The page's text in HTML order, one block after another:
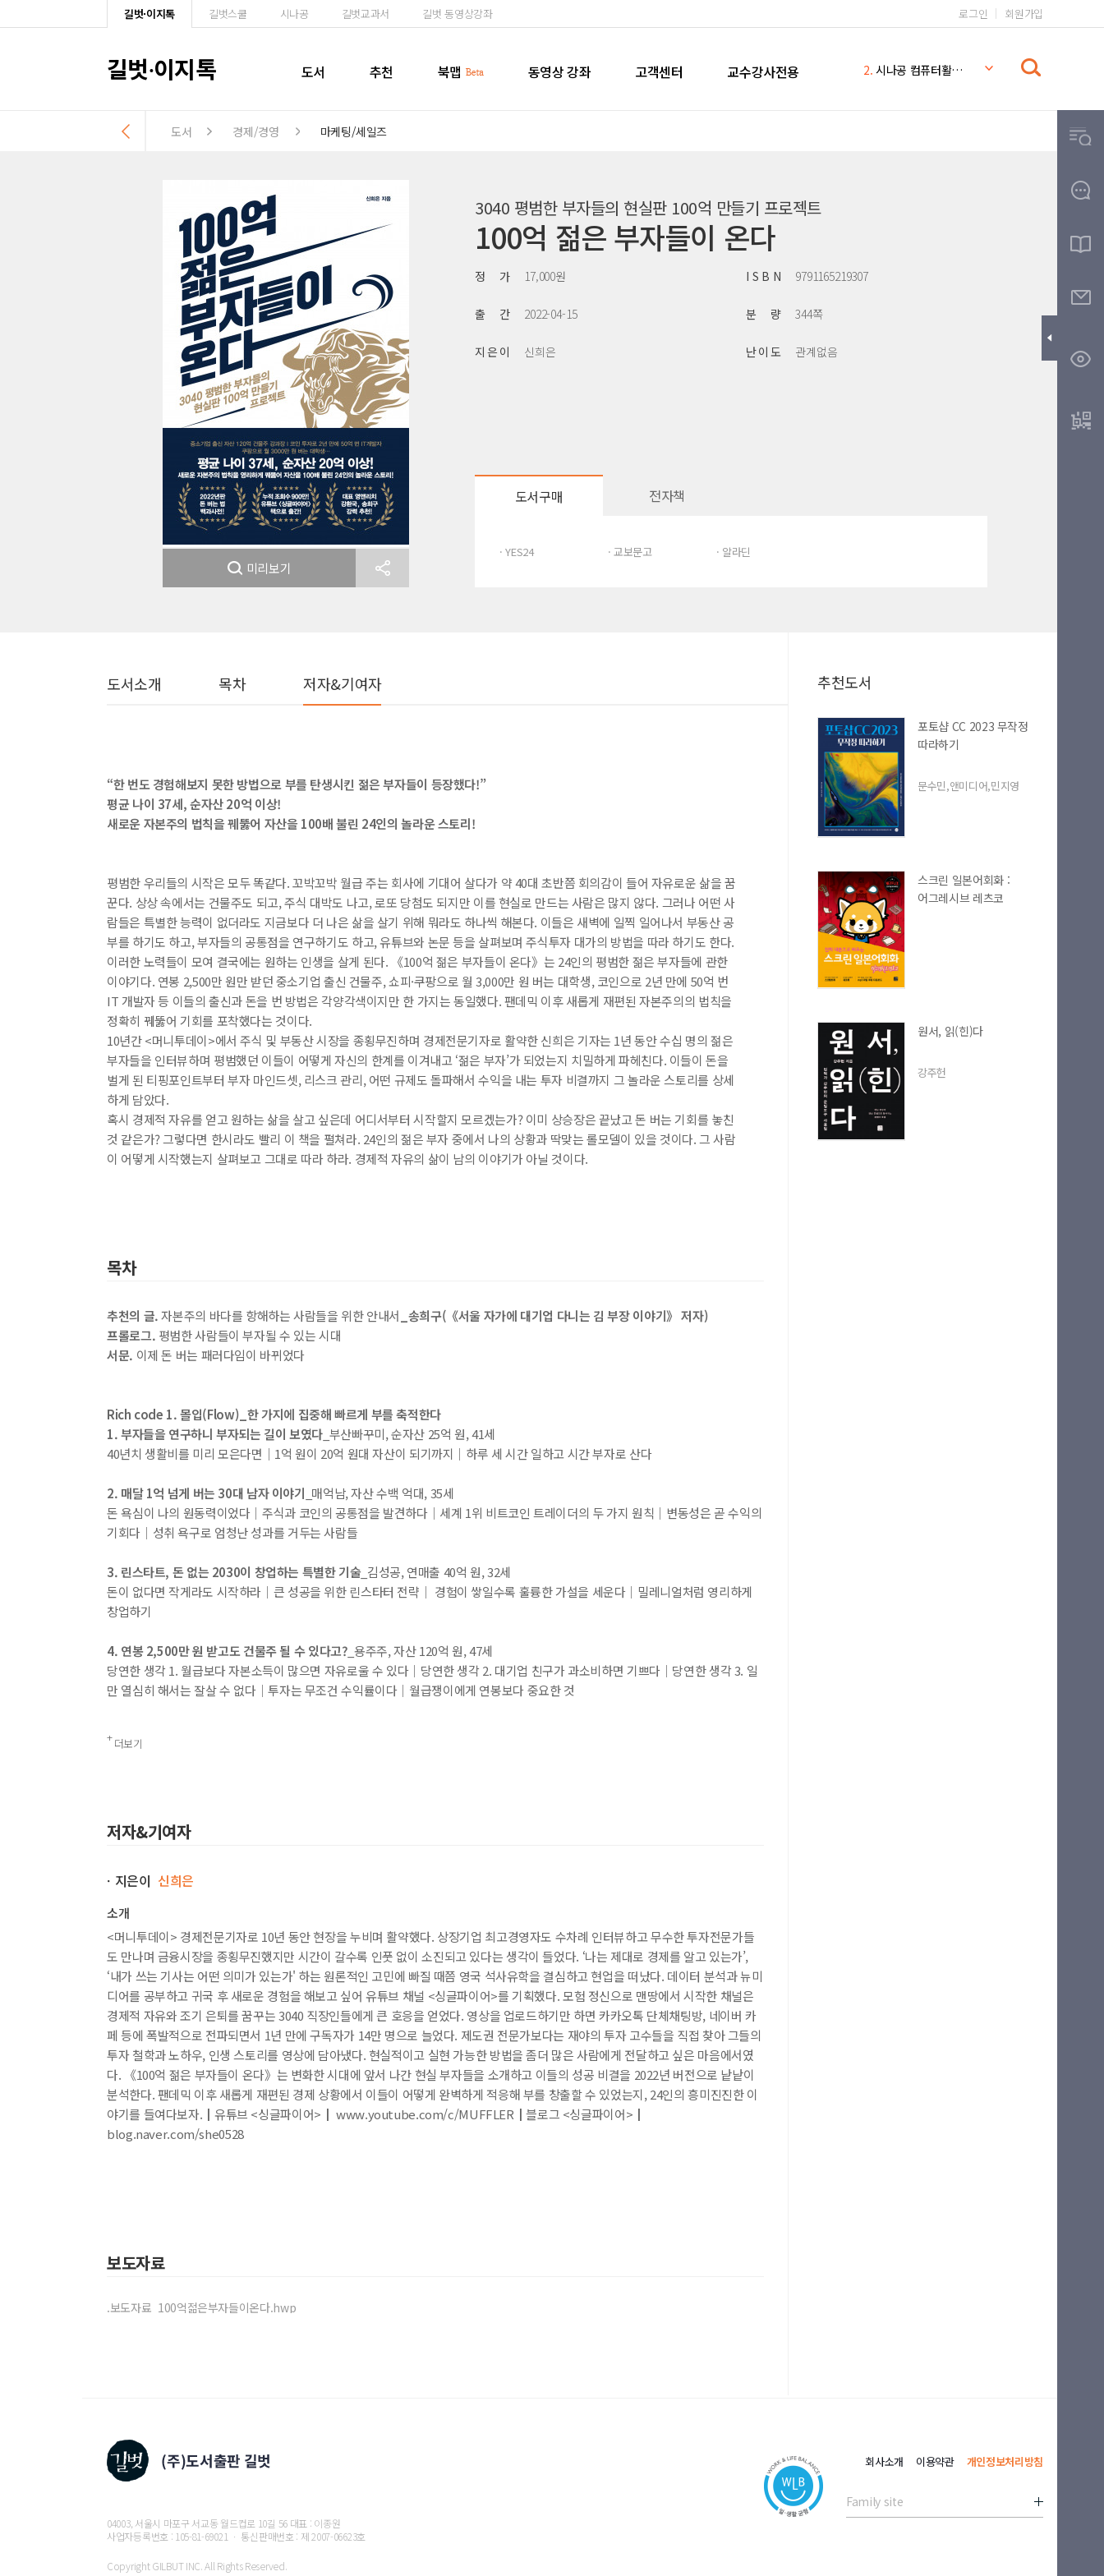
길벗·이지톡 길벗스쿨 시나공 길벗교과서 길벗 동영상강좌 로그인 회원가입
길벗·이지톡 도서 추천 북맵 동영상 강좌 고객센터 교수강사전용
2. 시나공 컴퓨터활용능력 2급
도서 경제/경영 마케팅/세일즈
미리보기
3040 평범한 부자들의 현실판 100억 만들기 프로젝트
100억 젊은 부자들이 온다
정 가 17,000원 I S B N 9791165219307
출 간 2022-04-15 분 량 344쪽
지 은 이 신희은 난 이 도 관계없음
도서구매 전자책
· YES24 · 교보문고 · 알라딘
도서소개 목차 저자&기여자
“한 번도 경험해보지 못한 방법으로 부를 탄생시킨 젊은 부자들이 등장했다!”
평균 나이 37세, 순자산 20억 이상!
새로운 자본주의 법칙을 꿰뚫어 자산을 100배 불린 24인의 놀라운 스토리!
평범한 우리들의 시작은 모두 똑같다. 꼬박꼬박 월급 주는 회사에 기대어 살다가 약 40대 초반쯤 회의감이 들어 자유로운 삶을 꿈
꾼다. 상상 속에서는 건물주도 되고, 주식 대박도 나고, 로또 당첨도 되지만 이를 현실로 만드는 사람은 많지 않다. 그러나 어떤 사
람들은 특별한 능력이 없더라도 지금보다 더 나은 삶을 살기 위해 뭐라도 하나씩 해본다. 이들은 새벽에 일찍 일어나서 부동산 공
부를 하기도 하고, 부자들의 공통점을 연구하기도 하고, 유튜브와 논문 등을 살펴보며 주식투자 대가의 방법을 따라 하기도 한다.
이러한 노력들이 모여 결국에는 원하는 인생을 살게 된다. 《100억 젊은 부자들이 온다》는 24인의 평범한 젊은 부자들에 관한
이야기다. 연봉 2,500만 원만 받던 중소기업 출신 건물주, 쇼피·쿠팡으로 월 3,000만 원 버는 대학생, 코인으로 2년 만에 50억 번
IT 개발자 등 이들의 출신과 돈을 번 방법은 각양각색이지만 한 가지는 동일했다. 팬데믹 이후 새롭게 재편된 자본주의의 법칙을
정확히 꿰뚫어 기회를 포착했다는 것이다.
10년간 <머니투데이>에서 주식 및 부동산 시장을 종횡무진하며 경제전문기자로 활약한 신희은 기자는 1년 동안 수십 명의 젊은
부자들을 인터뷰하며 평범했던 이들이 어떻게 자신의 한계를 이겨내고 ‘젊은 부자’가 되었는지 치밀하게 파헤친다. 이들이 돈을
벌게 된 티핑포인트부터 부자 마인드셋, 리스크 관리, 어떤 규제도 돌파해서 수익을 내는 투자 비결까지 그 놀라운 스토리를 상세
하게 담았다.
혹시 경제적 자유를 얻고 원하는 삶을 살고 싶은데 어디서부터 시작할지 모르겠는가? 이미 상승장은 끝났고 돈 버는 기회를 놓친
것 같은가? 그렇다면 한시라도 빨리 이 책을 펼쳐라. 24인의 젊은 부자 중에서 나의 상황과 딱맞는 롤모델이 있을 것이다. 그 사람
이 어떻게 시작했는지 살펴보고 그대로 따라 하라. 경제적 자유의 삶이 남의 이야기가 아닐 것이다.
목차
추천의 글.자본주의 바다를 항해하는 사람들을 위한 안내서 _송희구(《서울 자가에 대기업 다니는 김 부장 이야기》 저자)
프롤로그. 평범한 사람들이 부자될 수 있는 시대
서문. 이제 돈 버는 패러다임이 바뀌었다
Rich code 1. 몰입(Flow)_한 가지에 집중해 빠르게 부를 축적한다
1. 부자들을 연구하니 부자되는 길이 보였다 _부산빠꾸미, 순자산 25억 원, 41세
40년치 생활비를 미리 모은다면│1억 원이 20억 원대 자산이 되기까지│하루 세 시간 일하고 시간 부자로 산다
2. 매달 1억 넘게 버는 30대 남자 이야기 _매억남, 자산 수백 억대, 35세
돈 욕심이 나의 원동력이었다│주식과 코인의 공통점을 발견하다│세계 1위 비트코인 트레이더의 두 가지 원칙│변동성은 곧 수익의
기회다│성취 욕구로 엄청난 성과를 거두는 사람들
3. 린스타트, 돈 없는 2030이 창업하는 특별한 기술_김성공, 연매출 40억 원, 32세
돈이 없다면 작게라도 시작하라│큰 성공을 위한 린스타터 전략│ 경험이 쌓일수록 훌륭한 가설을 세운다│밀레니얼처럼 영리하게
창업하기
4. 연봉 2,500만 원 받고도 건물주 될 수 있다고? _용주주, 자산 120억 원, 47세
당연한 생각 1. 월급보다 자본소득이 많으면 자유로울 수 있다│당연한 생각 2. 대기업 친구가 과소비하면 기쁘다│당연한 생각 3. 일
만 열심히 해서는 잘살 수 없다│투자는 무조건 수익률이다│월급쟁이에게 연봉보다 중요한 것
소비 습관을 바꾸자 모든 문제가 풀렸다│초우량주 소수 종목에 집중투자하다│어떤 장이 와도 괜찮은 전략
6. 여섯 개의 파이프라인이 자는 동안에도 돈을 번다
7. 강남8학군 출신 모범생 회사원이 밑바닥부터 부동산을 시작한 까닭
만년 대리 자산가 vs. 억대 연봉 상무, 진정한 자유인은?│밑바닥부터 부동산을 배우기로 했다│부를 빠르게 증식시키는 수익형 자산
8. 파는 것이 인간이다, 노마딕으로 살며 셀링하기_이희형, 월수입 1,200만 원, 27세
음악하면서 살려면 얼마가 필요할까│해외 쇼핑몰 쇼피에 도전하다│노트북 하나로 월 1,000만 원 벌기
9. 평범한 영업맨에서 부동산 디벨로퍼가 되기까지 _황금대지, 자산 60억 원, 37세
차라리 꼬마 건물을 지어버리자│세금, 피하지 않고 정면 돌파하기│리스크는 관리하는 것
10. 매일 새벽 4시에 일어났을 뿐인데, 인생이 바뀌었다 _세빛희, 자산 50억 원, 40세
두 번의 투자 실패에 깨달은 것 │나는 큰돈 없이도 부동산 투자한다│1인 지식창업가가 된 엄마
11. 밀레니얼 금융맨이 코인 판에 뛰어든 이유
영어 논문으로 투자 노하우를 흡수하다│퀀트투자로 얻은 버핏급 수익률│돈 버는 방법은 많이 알수록 좋다
13. 밀레니얼 스크루지가 한 푼도 잃지 않고 돈 버는 법
15. 리스크는 줄이고 수익은 극대화하는 지역 분산투자
투자 공부로 전국을 기회의 장으로 삼다│붇터린치의 세 가지 투자 원칙│직장인에서 투자자 마인드로 전환하라│진짜 투자자의 질
문
16. 지도 밖으로 눈을 돌리면 자유가 가까워진다
시즌 1. 종잣돈으로 부동산 투자를 시작하다│시즌 2. 파격적으로 자산을 배분하다│시즌 3. 지리적 차익으로 여유로운 삶을 설계하다
더보기
저자&기여자
ㆍ지은이 신희은
소개
<머니투데이> 경제전문기자로 10년 동안 현장을 누비며 활약했다. 상장기업 최고경영자도 수차례 인터뷰하고 무수한 투자전문가들
도 만나며 금융시장을 종횡무진했지만 시간이 갈수록 인풋 없이 소진되고 있다는 생각이 들었다. ‘나는 제대로 경제를 알고 있는가’,
‘내가 쓰는 기사는 어떤 의미가 있는가' 하는 원론적인 고민에 빠질 때쯤 영국 석사유학을 결심하고 현업을 떠났다. 데이터 분석과 뉴미
디어를 공부하고 귀국 후 새로운 경험을 해보고 싶어 유튜브 채널 <싱글파이어>를 기획했다. 모험 정신으로 맨땅에서 시작한 채널은
경제적 자유와 조기 은퇴를 꿈꾸는 3040 직장인들에게 큰 호응을 얻었다. 영상을 업로드하기만 하면 카카오톡 단체채팅방, 네이버 카
페 등에 폭발적으로 전파되면서 1년 만에 구독자가 14만 명으로 늘었다. 제도권 전문가보다는 재야의 투자 고수들을 직접 찾아 그들의
투자 철학과 노하우, 인생 스토리를 영상에 담아냈다. 현실적이고 실현 가능한 방법을 좀더 많은 사람에게 전달하고 싶은 마음에서였
다. 《100억 젊은 부자들이 온다》는 변화한 시대에 앞서 나간 현실 부자들을 소개하고 이들의 성공 비결을 2022년 버전으로 낱낱이
분석한다. 팬데믹 이후 새롭게 재편된 경제 상황에서 이들이 어떻게 완벽하게 적응해 부를 창출할 수 있었는지, 24인의 흥미진진한 이
야기를 들여다보자.┃유튜브 <싱글파이어>┃ www.youtube.com/c/MUFFLER┃블로그 <싱글파이어>┃
blog.naver.com/she0528
보도자료
.보도자료_100억젊은부자들이온다.hwp
추천도서
포토샵 CC 2023 무작정
따라하기
문수민,앤미디어,민지영
스크린 일본어회화 :
어그레시브 레츠코
원서, 읽(힌)다
강주헌
URL 복사
인증도서 100억 젊은 부자들이 온다
전자책(eBook) :
전자책 앞 또는 뒷부분의 판권면 (발행인, 담당 편집자 등을 표시하는 곳) 중 ISBN 부
분에 표기(예: 979-11-6050-407-1 05320로 된 곳의 뒤 다섯 자리 숫자 05320)
종류* 내용 문의 오류 제보
문의도서 100억 젊은 부자들이 온다
첨부파일
마이길벗
알림 메시지
최근 이용 자료
내 문의/답변
내 서재
04003, 서울시 마포구 서교동 월드컵로 10길 56 대표 : 이종원
사업자등록번호 : 105-81-69021 ㆍ 통신판매번호 : 제 2007-06623호
Copyright GILBUT INC. All Rights Reserved.
회사소개 이용약관 개인정보처리방침
Family site